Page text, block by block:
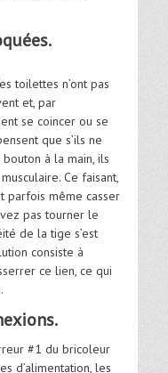
toilettes n’ont pas
et, par
se coincer ou se
que s’ils ne
à la main, ils
Ce faisant,
parfois même casser
pas tourner le
de la tige s’est
consiste à
ce lien, ce qui
#1 du bricoleur
d’alimentation, les